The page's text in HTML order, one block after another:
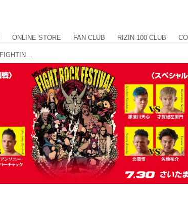
ONLINE STORE FAN CLUB RIZIN 100 CLUB